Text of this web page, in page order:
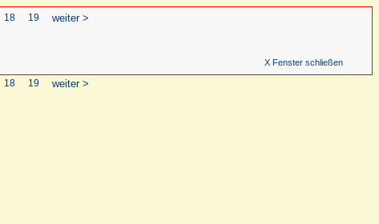
18 19
weiter >
X Fenster schließen
18 19 weiter >